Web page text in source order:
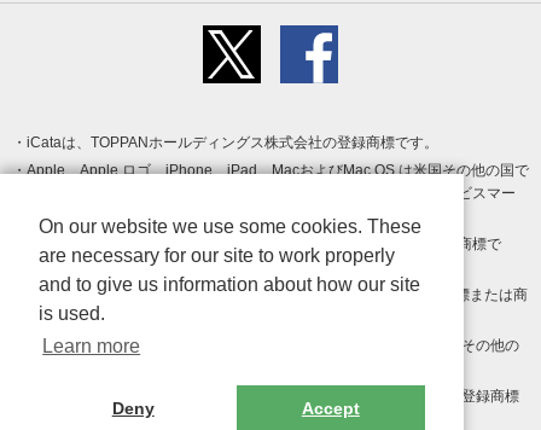
iCataは、TOPPANホールディングス株式会社の登録商標です。
Apple、Apple ロゴ、iPhone、iPad、MacおよびMac OS は米国その他の国で
登録された Apple Inc. の商標です。App Store は Apple Inc. のサービスマー
クです。
Android、Google Play および Google Play ロゴ は Google LLC の商標で
す。
Windows は Microsoft Inc.の米国およびその他の国における登録商標または商
標です。
Adobe、Adobe Reader、Adobe PDF は、Adobe Inc.の米国およびその他の
その他、記載されている会社名、商品名、ロゴは各社の商標または登録商標
On our website we use some cookies. These
are necessary for our site to work properly
and to give us information about how our site
is used.
Learn more
Deny Accept